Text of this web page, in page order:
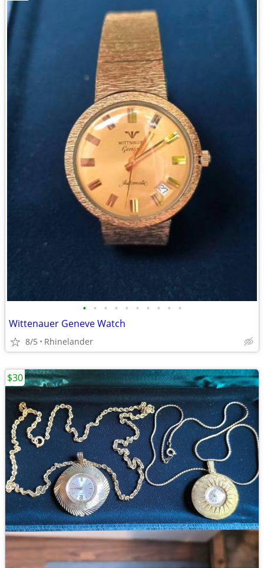
• • • • • • • • • •
Wittenauer Geneve Watch
8/5 Rhinelander
$30